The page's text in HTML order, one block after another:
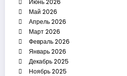
Май 2026
Апрель 2026
Март 2026
Февраль 2026
Январь 2026
Декабрь 2025
Ноябрь 2025